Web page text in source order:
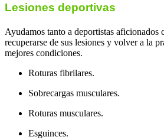
Lesiones deportivas
Ayudamos tanto a deportistas aficionados
recuperarse de sus lesiones y volver a la
mejores condiciones.
Roturas fibrilares.
Sobrecargas musculares.
Roturas musculares.
Esguinces.